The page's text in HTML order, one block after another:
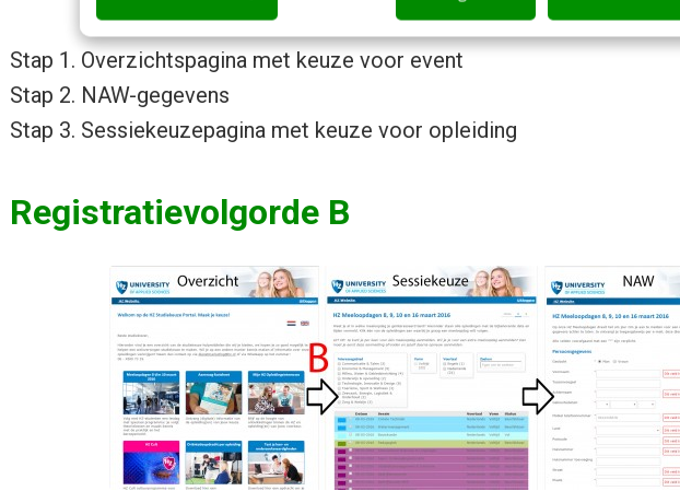
Stap 1. Overzichtspagina met keuze voor event
Stap 2. NAW-gegevens
Stap 3. Sessiekeuzepagina met keuze voor opleiding
Registratievolgorde B